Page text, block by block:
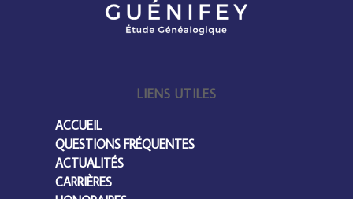
LIENS UTILES
ACCUEIL
QUESTIONS FRÉQUENTES
ACTUALITÉS
CARRIÈRES